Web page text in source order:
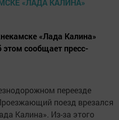
«Лада Калина»
этом сообщает пресс-
переезде
поезд врезался
Калина». Из-за этого